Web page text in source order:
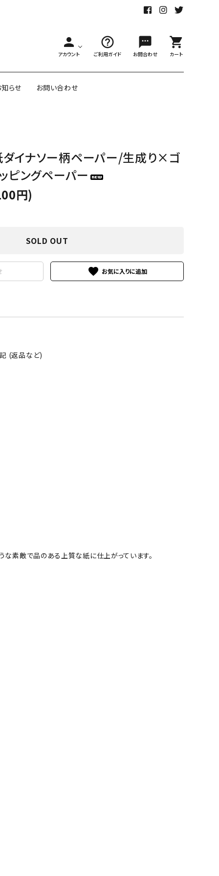
person
アカウント
help_outline
ご利用ガイド
sms
お問合わせ
shopping_cart
カート
受注生産
包装紙 アメリカのクリエイター包装紙
ン・紐
らせ お問い合わせ
イナソー柄ペーパー/生成り×ゴ
ピングペーパー
円)
SOLD OUT
favorite
(返品など)
な素敵で品のある上質な紙に仕上がっています。